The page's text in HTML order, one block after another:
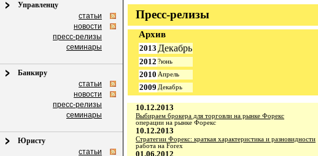
Управленцу
статьи
новости
пресс-релизы
семинары
Банкиру
статьи
новости
пресс-релизы
семинары
Юристу
статьи
Пресс-релизы
Архив
2013 Декабрь
2012 ?юнь
2010 Апрель
2009 Декабрь
10.12.2013
Выбираем брокера для торговли на рынке Форекс
операции на рынке Форекс
10.12.2013
Стратегии Форекс: краткая характеристика и разновидности
работа на Forex
01.06.2012